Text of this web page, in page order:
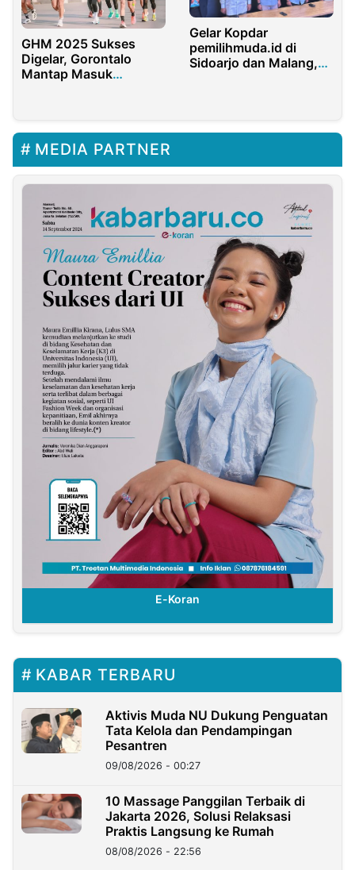
GHM 2025 Sukses
Digelar, Gorontalo
Mantap Masuk
Gelar Kopdar
pemilihmuda.id di
Sidoarjo dan Malang,
MEDIA PARTNER
E-Koran
KABAR TERBARU
Aktivis Muda NU Dukung Penguatan
Tata Kelola dan Pendampingan
Pesantren
09/08/2026 - 00:27
10 Massage Panggilan Terbaik di
Jakarta 2026, Solusi Relaksasi
Praktis Langsung ke Rumah
08/08/2026 - 22:56